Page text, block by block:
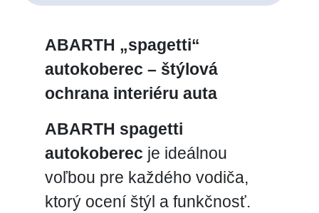
ABARTH „spagetti“
autokoberec – štýlová
ochrana interiéru auta
ABARTH spagetti
autokoberec je ideálnou
voľbou pre každého vodiča,
ktorý ocení štýl a funkčnosť.